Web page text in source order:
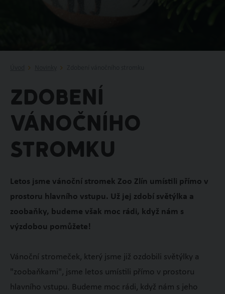
Zdobení
vánočního
stromku
Letos jsme vánoční stromek Zoo Zlín umístili přímo v
prostoru hlavního vstupu. Už jej zdobí světýlka a
zoobaňky, budeme však moc rádi, když nám s
výzdobou pomůžete!
Vánoční stromeček, který jsme již ozdobili světýlky a
"zoobaňkami", jsme letos umístili přímo v prostoru
hlavního vstupu. Budeme moc rádi, když nám s jeho